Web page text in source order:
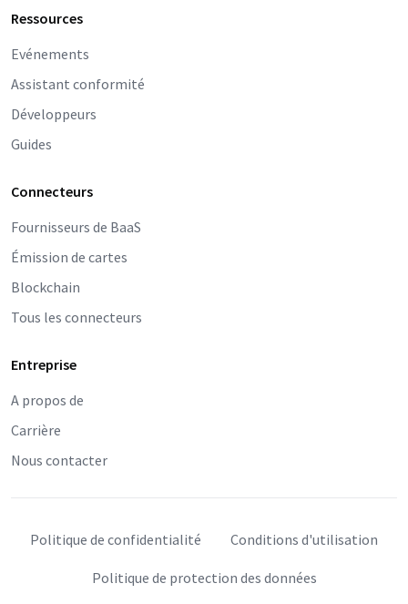
Ressources
Evénements
Assistant conformité
Développeurs
Guides
Connecteurs
Fournisseurs de BaaS
Émission de cartes
Blockchain
Tous les connecteurs
Entreprise
A propos de
Carrière
Nous contacter
Politique de confidentialité Conditions d'utilisation
Politique de protection des données